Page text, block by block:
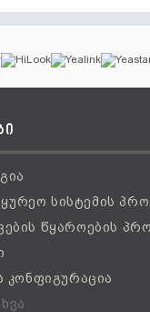
სისტემის
წყაროების
კონფიგურაცია